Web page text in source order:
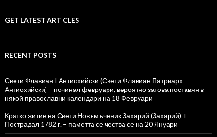
GET LATEST ARTICLES
RECENT POSTS
Свети Флавиан I Антиохийски (Свети Флавиан Патриарх
Антиохийски) – починал февруари, вероятно затова поставян в
някой православни календари на 18 Февруари
Кратко житие на Свети Новъмъченик Захарий (Захарий) +
Пострадал 1782 г. – паметта се чества се на 20 Януари